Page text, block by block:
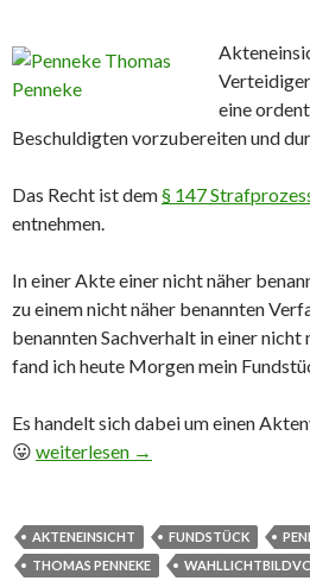
eine
Beschuldigten vorzubereiten und
Das Recht ist dem§ 147
entnehmen.
In einer Akte einer nicht näher
zu einem nicht näher benannten
benannten Sachverhalt in einer nicht
fand ich heute Morgen mein
Es handelt sich dabei um einen
😛 Die Wahllichtbildvorlage als
weiterlesen →
AKTENEINSICHT FUNDSTÜCK
THOMAS PENNEKE